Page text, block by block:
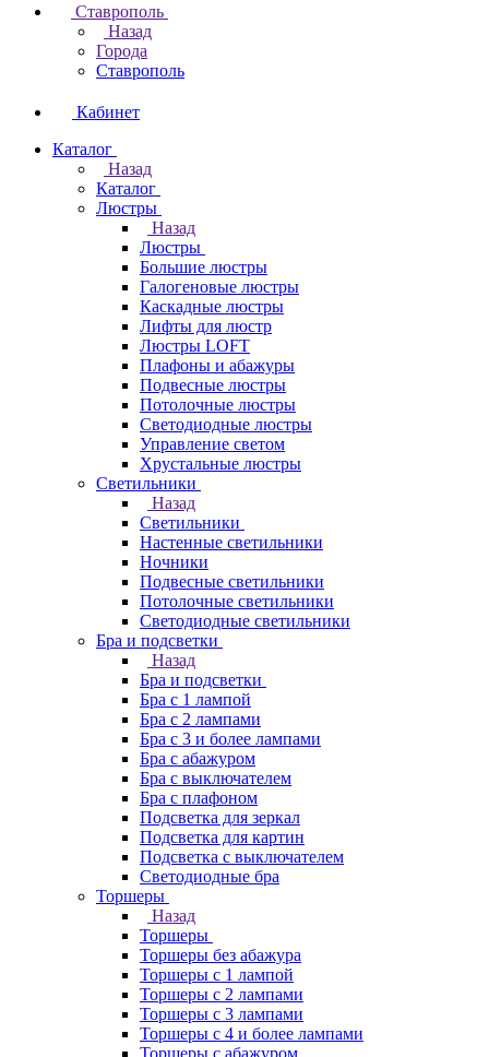
Ставрополь
Назад
Города
Ставрополь
Кабинет
Каталог
Назад
Каталог
Люстры
Назад
Люстры
Большие люстры
Галогеновые люстры
Каскадные люстры
Лифты для люстр
Люстры LOFT
Плафоны и абажуры
Подвесные люстры
Потолочные люстры
Светодиодные люстры
Управление светом
Хрустальные люстры
Светильники
Назад
Светильники
Настенные светильники
Ночники
Подвесные светильники
Потолочные светильники
Светодиодные светильники
Бра и подсветки
Назад
Бра и подсветки
Бра с 1 лампой
Бра с 2 лампами
Бра с 3 и более лампами
Бра с абажуром
Бра с выключателем
Бра с плафоном
Подсветка для зеркал
Подсветка для картин
Подсветка с выключателем
Светодиодные бра
Торшеры
Назад
Торшеры
Торшеры без абажура
Торшеры с 1 лампой
Торшеры с 2 лампами
Торшеры с 3 лампами
Торшеры с 4 и более лампами
Торшеры с абажуром